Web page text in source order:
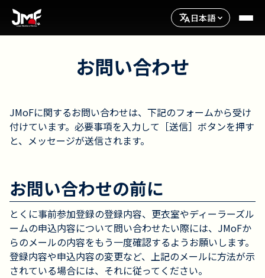
日本語
お問い合わせ
JMoFに関するお問い合わせは、下記のフォームから受け
付けています。必要事項を入力して［送信］ボタンを押す
と、メッセージが送信されます。
お問い合わせの前に
とくに事前参加登録の登録内容、更衣室やディーラーズル
ームの申込内容について問い合わせたい際には、JMoFか
らのメールの内容をもう一度確認するようお願いします。
登録内容や申込内容の変更など、上記のメールに方法が示
されている場合には、それに従ってください。